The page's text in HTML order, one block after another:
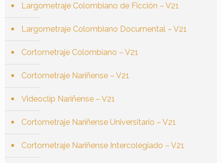
Largometraje Colombiano de Ficción – V21
Largometraje Colombiano Documental – V21
Cortometraje Colombiano – V21
Cortometraje Nariñense – V21
Videoclip Nariñense – V21
Cortometraje Nariñense Universitario – V21
Cortometraje Nariñense Intercolegiado – V21